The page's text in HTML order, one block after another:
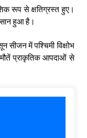
रूप से क्षतिग्रस्त हुए।
हुआ है।
सीजन में पश्चिमी विक्षोभ
मौतें प्राकृतिक आपदाओं से